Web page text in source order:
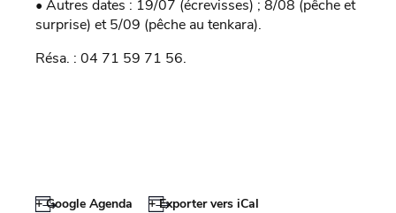
• Autres dates : 19/07 (écrevisses) ; 8/08 (pêche et
surprise) et 5/09 (pêche au tenkara).
Résa. : 04 71 59 71 56.
+ Google Agenda + Exporter vers iCal